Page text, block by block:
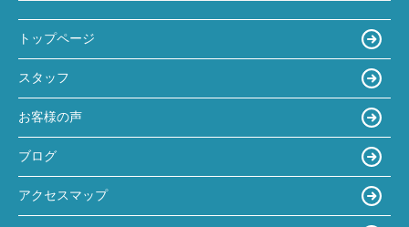
トップページ
スタッフ
お客様の声
ブログ
アクセスマップ